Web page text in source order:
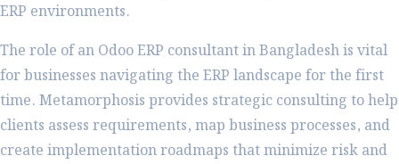
ERP environments.
The role of an Odoo ERP consultant in Bangladesh is vital
for businesses navigating the ERP landscape for the first
time. Metamorphosis provides strategic consulting to help
clients assess requirements, map business processes, and
create implementation roadmaps that minimize risk and